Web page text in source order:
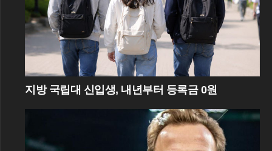
지방 국립대 신입생, 내년부터 등록금 0원